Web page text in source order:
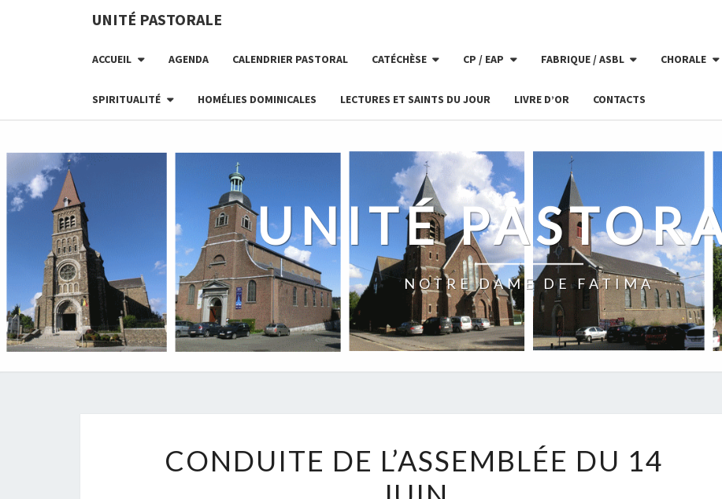
UNITÉ PASTORALE
ACCUEIL AGENDA CALENDRIER PASTORAL CATÉCHÈSE CP / EAP FABRIQUE / ASBL CHORALE
SPIRITUALITÉ HOMÉLIES DOMINICALES LECTURES ET SAINTS DU JOUR LIVRE D’OR CONTACTS
UNITÉ
NOTRE DAME DE FATIMA
DE
L’ASSEMBLÉE
CONDUITE DE L’ASSEMBLÉE DU 14